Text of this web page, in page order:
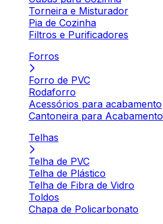
Torneira e Misturador
Pia de Cozinha
Filtros e Purificadores
Forros
Forro de PVC
Rodaforro
Acessórios para acabamento
Cantoneira para Acabamento
Telhas
Telha de PVC
Telha de Plástico
Telha de Fibra de Vidro
Toldos
Chapa de Policarbonato